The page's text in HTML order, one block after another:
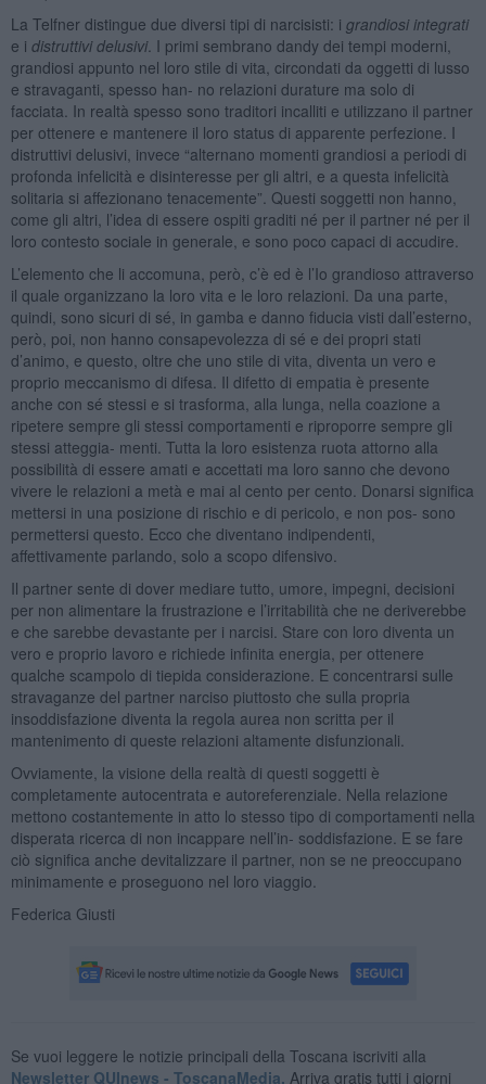
La Telfner distingue due diversi tipi di narcisisti: i grandiosi integrati
e i distruttivi delusivi. I primi sembrano dandy dei tempi moderni,
grandiosi appunto nel loro stile di vita, circondati da oggetti di lusso
e stravaganti, spesso han- no relazioni durature ma solo di
facciata. In realtà spesso sono traditori incalliti e utilizzano il partner
per ottenere e mantenere il loro status di apparente perfezione. I
distruttivi delusivi, invece “alternano momenti grandiosi a periodi di
profonda infelicità e disinteresse per gli altri, e a questa infelicità
solitaria si affezionano tenacemente”. Questi soggetti non hanno,
come gli altri, l’idea di essere ospiti graditi né per il partner né per il
loro contesto sociale in generale, e sono poco capaci di accudire.
L’elemento che li accomuna, però, c’è ed è l’Io grandioso attraverso
il quale organizzano la loro vita e le loro relazioni. Da una parte,
quindi, sono sicuri di sé, in gamba e danno fiducia visti dall’esterno,
però, poi, non hanno consapevolezza di sé e dei propri stati
d’animo, e questo, oltre che uno stile di vita, diventa un vero e
proprio meccanismo di difesa. Il difetto di empatia è presente
anche con sé stessi e si trasforma, alla lunga, nella coazione a
ripetere sempre gli stessi comportamenti e riproporre sempre gli
stessi atteggia- menti. Tutta la loro esistenza ruota attorno alla
possibilità di essere amati e accettati ma loro sanno che devono
vivere le relazioni a metà e mai al cento per cento. Donarsi significa
mettersi in una posizione di rischio e di pericolo, e non pos- sono
permettersi questo. Ecco che diventano indipendenti,
affettivamente parlando, solo a scopo difensivo.
Il partner sente di dover mediare tutto, umore, impegni, decisioni
per non alimentare la frustrazione e l’irritabilità che ne deriverebbe
e che sarebbe devastante per i narcisi. Stare con loro diventa un
vero e proprio lavoro e richiede infinita energia, per ottenere
qualche scampolo di tiepida considerazione. E concentrarsi sulle
stravaganze del partner narciso piuttosto che sulla propria
insoddisfazione diventa la regola aurea non scritta per il
mantenimento di queste relazioni altamente disfunzionali.
Ovviamente, la visione della realtà di questi soggetti è
completamente autocentrata e autoreferenziale. Nella relazione
mettono costantemente in atto lo stesso tipo di comportamenti nella
disperata ricerca di non incappare nell’in- soddisfazione. E se fare
ciò significa anche devitalizzare il partner, non se ne preoccupano
minimamente e proseguono nel loro viaggio.
Federica Giusti
Se vuoi leggere le notizie principali della Toscana iscriviti alla
Newsletter QUInews - ToscanaMedia. Arriva gratis tutti i giorni